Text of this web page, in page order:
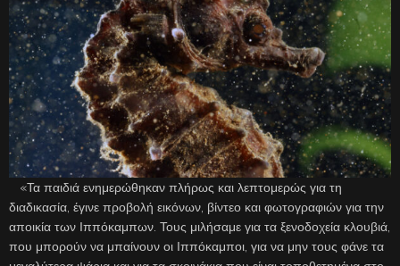
«Τα παιδιά ενημερώθηκαν πλήρως και λεπτομερώς για τη
διαδικασία, έγινε προβολή εικόνων, βίντεο και φωτογραφιών για την
αποικία των Ιππόκαμπων. Τους μιλήσαμε για τα ξενοδοχεία κλουβιά,
που μπορούν να μπαίνουν οι Ιππόκαμποι, για να μην τους φάνε τα